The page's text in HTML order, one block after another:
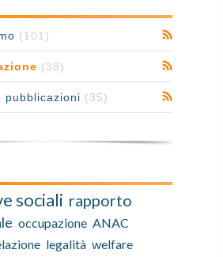
(101)
(38)
pubblicazioni (35)
sociali rapporto
occupazione ANAC
legalità welfare